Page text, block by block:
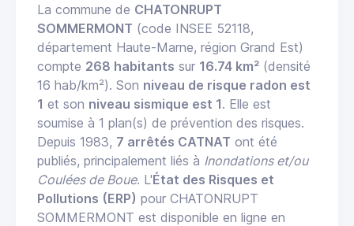
La commune de CHATONRUPT
SOMMERMONT (code INSEE 52118,
département Haute-Marne, région Grand Est)
compte 268 habitants sur 16.74 km² (densité
16 hab/km²). Son niveau de risque radon est
1 et son niveau sismique est 1. Elle est
soumise à 1 plan(s) de prévention des risques.
Depuis 1983, 7 arrêtés CATNAT ont été
publiés, principalement liés à Inondations et/ou
Coulées de Boue. L'État des Risques et
Pollutions (ERP) pour CHATONRUPT
SOMMERMONT est disponible en ligne en